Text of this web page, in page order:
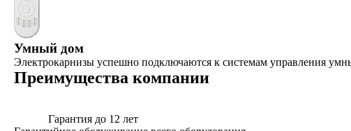
Умный дом
Электрокарнизы успешно подключаются к системам управления
Преимущества компании
Гарантия до 12 лет